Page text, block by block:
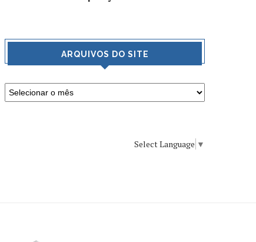
ARQUIVOS DO SITE
Select Language ▼